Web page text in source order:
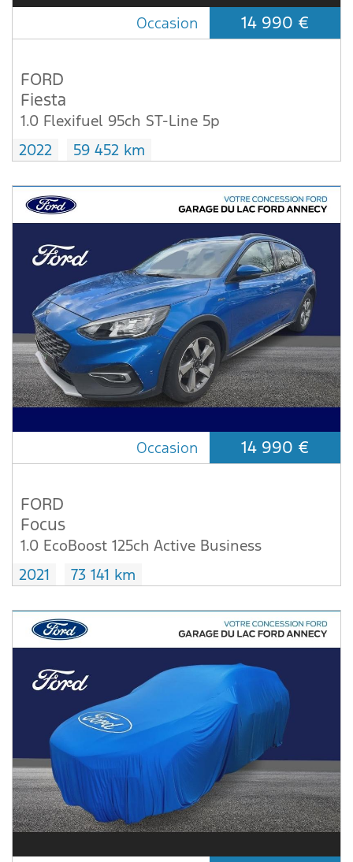
Occasion 14 990 €
FORD
Fiesta
1.0 Flexifuel 95ch ST-Line 5p
2022
59 452 km
Occasion 14 990 €
FORD
Focus
1.0 EcoBoost 125ch Active Business
2021
73 141 km